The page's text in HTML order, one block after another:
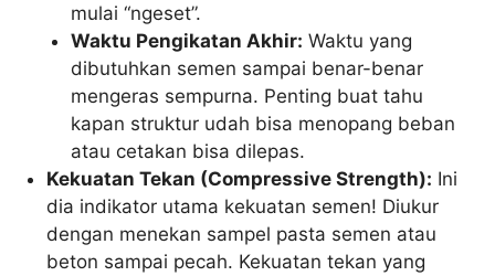
mulai “ngeset”.
Waktu Pengikatan Akhir: Waktu yang
dibutuhkan semen sampai benar-benar
mengeras sempurna. Penting buat tahu
kapan struktur udah bisa menopang beban
atau cetakan bisa dilepas.
Kekuatan Tekan (Compressive Strength): Ini
dia indikator utama kekuatan semen! Diukur
dengan menekan sampel pasta semen atau
beton sampai pecah. Kekuatan tekan yang